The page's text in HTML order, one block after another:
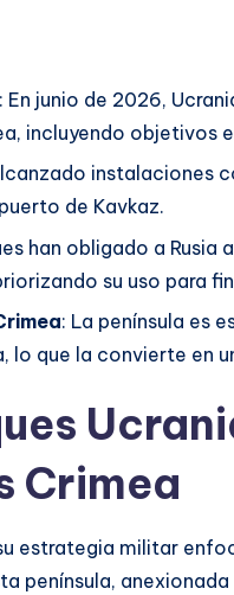
: En junio de 2026,
incluyendo objetivos
instalaciones
de Kavkaz.
han obligado a Rusia
su uso para
: La península es
lo que la convierte
Crimea
estrategia militar
península,